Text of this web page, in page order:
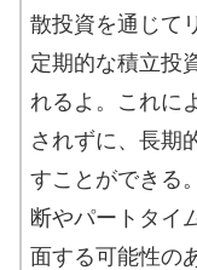
散投資を通じて
定期的な積立投
れるよ。これに
されずに、長期
すことができる
断やパートタイ
面する可能性の